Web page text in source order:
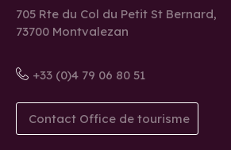
705 Rte du Col du Petit St Bernard,
73700 Montvalezan
+33 (0)4 79 06 80 51
Contact Office de tourisme